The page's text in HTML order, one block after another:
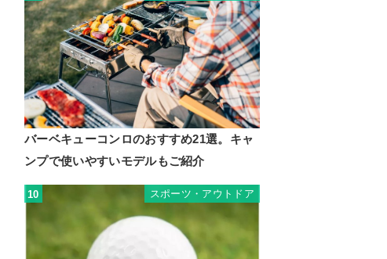
バーベキューコンロのおすすめ21選。キャ
ンプで使いやすいモデルもご紹介
10 スポーツ・アウトドア